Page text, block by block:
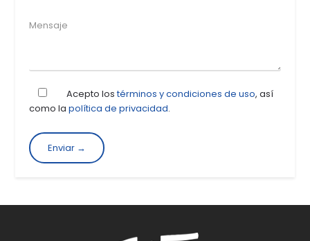
Acepto lostérminos y condiciones de uso, así
como lapolítica de privacidad.